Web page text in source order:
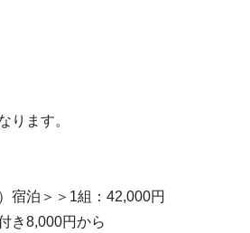
ります。
宿泊＞＞1組：42,000円
き8,000円から